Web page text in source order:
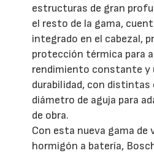
estructuras de gran
el resto de la gama,
integrado en el cabezal,
protección térmica para
rendimiento constante y
durabilidad, con distintas
diámetro de aguja para
de obra.
Con esta nueva gama de
hormigón a batería,